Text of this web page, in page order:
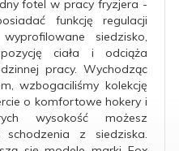
fotel w pracy fryzjera -
funkcję regulacji
siedzisko,
ciała i odciąża
pracy. Wychodząc
wzbogaciliśmy kolekcję
o komfortowe hokery i
wysokość możesz
z siedziska.